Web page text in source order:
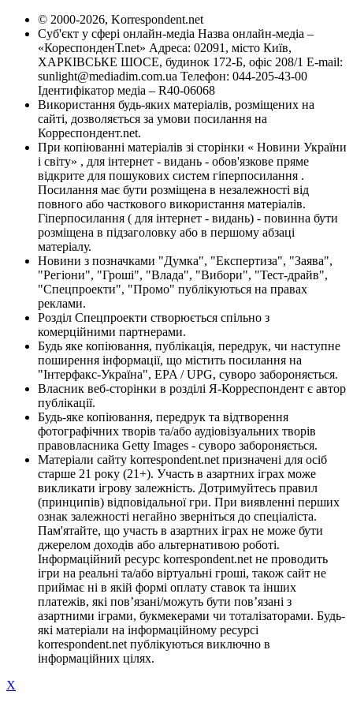
© 2000-2026, Korrespondent.net
Суб'єкт у сфері онлайн-медіа Назва онлайн-медіа –
«КореспонденТ.net» Адреса: 02091, місто Київ,
ХАРКІВСЬКЕ ШОСЕ, будинок 172-Б, офіс 208/1 E-mail:
sunlight@mediadim.com.ua Телефон: 044-205-43-00
Ідентифікатор медіа – R40-06068
Використання будь-яких матеріалів, розміщених на
сайті, дозволяється за умови посилання на
Корреспондент.net.
При копіюванні матеріалів зі сторінки « Новини України
і світу» , для інтернет - видань - обов'язкове пряме
відкрите для пошукових систем гіперпосилання .
Посилання має бути розміщена в незалежності від
повного або часткового використання матеріалів.
Гіперпосилання ( для інтернет - видань) - повинна бути
розміщена в підзаголовку або в першому абзаці
матеріалу.
Новини з позначками "Думка", "Експертиза", "Заява",
"Регіони", "Гроші", "Влада", "Вибори", "Тест-драйв",
"Спецпроекти", "Промо" публікуються на правах
реклами.
Розділ Спецпроекти створюється спільно з
комерційними партнерами.
Будь яке копіювання, публікація, передрук, чи наступне
поширення інформації, що містить посилання на
"Інтерфакс-Україна", EPA / UPG, суворо забороняється.
Власник веб-сторінки в розділі Я-Корреспондент є автор
публікації.
Будь-яке копіювання, передрук та відтворення
фотографічних творів та/або аудіовізуальних творів
правовласника Getty Images - суворо забороняється.
Матеріали сайту korrespondent.net призначені для осіб
старше 21 року (21+). Участь в азартних іграх може
викликати ігрову залежність. Дотримуйтесь правил
(принципів) відповідальної гри. При виявленні перших
ознак залежності негайно зверніться до спеціаліста.
Пам'ятайте, що участь в азартних іграх не може бути
джерелом доходів або альтернативою роботі.
Інформаційний ресурс korrespondent.net не проводить
ігри на реальні та/або віртуальні гроші, також сайт не
приймає ні в якій формі оплату ставок та інших
платежів, які пов’язані/можуть бути пов’язані з
азартними іграми, букмекерами чи тоталізаторами. Будь-
які матеріали на інформаційному ресурсі
korrespondent.net публікуються виключно в
інформаційних цілях.
X